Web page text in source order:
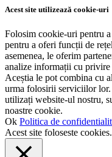
Acest site utilizează cookie-uri
Folosim cookie-uri pentru
pentru a oferi funcții de
asemenea, le oferim
analize informații cu
Aceștia le pot combina cu
urma folosirii serviciilor lor.
utilizați website-ul nostru,
noastre cookie.
Ok Politica de
Acest site foloseste cookies.